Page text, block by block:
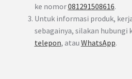
ke nomor081291508616.
Untuk informasi produk,
sebagainya, silakan hubungi
telepon, atau WhatsApp.